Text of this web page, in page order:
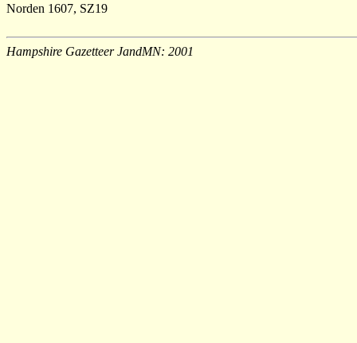
Norden 1607, SZ19
Hampshire Gazetteer JandMN: 2001